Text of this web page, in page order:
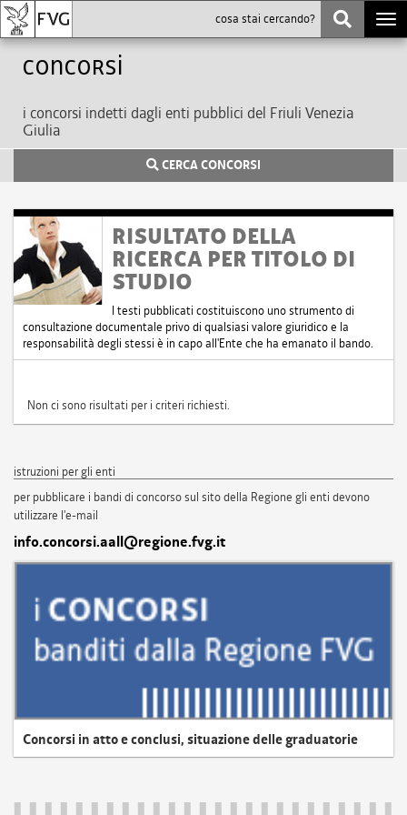
Concorsi
i concorsi indetti dagli enti pubblici del Friuli Venezia
Giulia
CERCA CONCORSI
RISULTATO DELLA
RICERCA PER TITOLO DI
STUDIO
I testi pubblicati costituiscono uno strumento di
consultazione documentale privo di qualsiasi valore giuridico e la
responsabilità degli stessi è in capo all'Ente che ha emanato il bando.
Non ci sono risultati per i criteri richiesti.
istruzioni per gli enti
per pubblicare i bandi di concorso sul sito della Regione gli enti devono
utilizzare l'e-mail
info.concorsi.aall@regione.fvg.it
Concorsi in atto e conclusi, situazione delle graduatorie